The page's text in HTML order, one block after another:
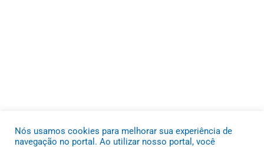
Nós usamos cookies para melhorar sua experiência de
navegação no portal. Ao utilizar nosso portal, você